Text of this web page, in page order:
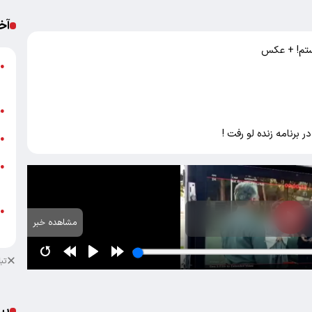
+ عکس
برنامه زنده لو رفت !
مشاهده خبر
●
●
●
●
●